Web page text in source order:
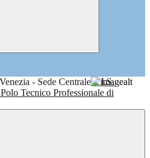
I.I.S.
Polo Tecnico Professionale di